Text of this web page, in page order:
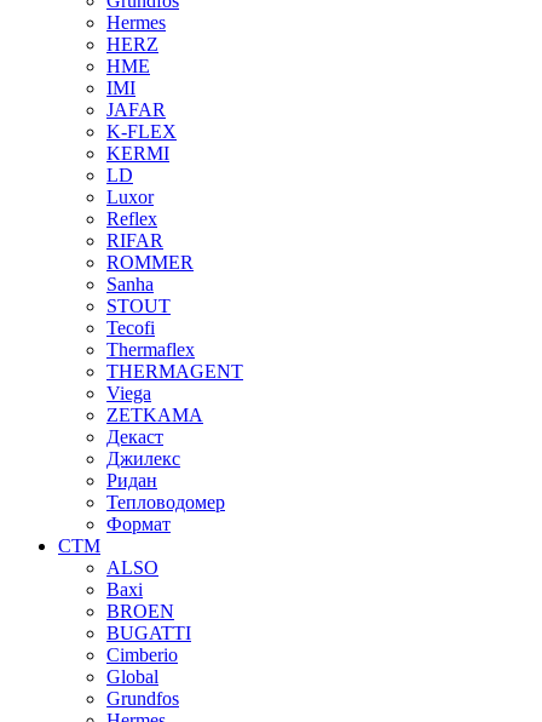
Hermes
HERZ
HME
IMI
JAFAR
K-FLEX
KERMI
LD
Luxor
Reflex
RIFAR
ROMMER
Sanha
STOUT
Tecofi
Thermaflex
THERMAGENT
Viega
ZETKAMA
Декаст
Джилекс
Ридан
Тепловодомер
Формат
СТМ
ALSO
Baxi
BROEN
BUGATTI
Cimberio
Global
Grundfos